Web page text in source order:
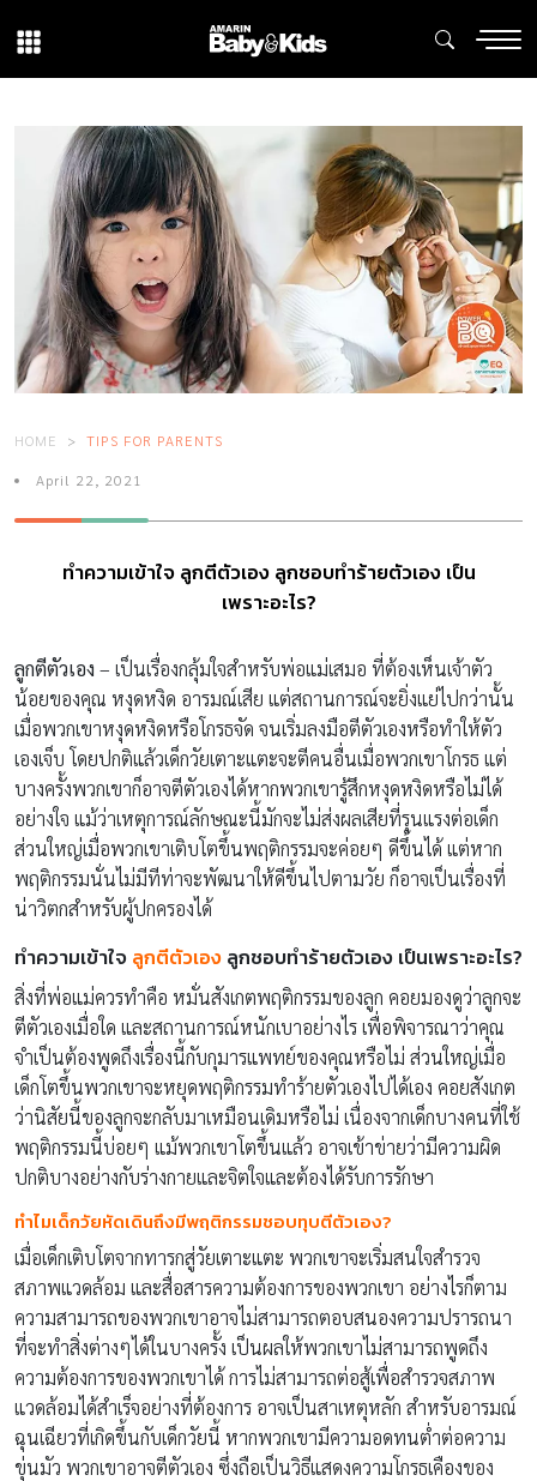
HOME TIPS FOR PARENTS
April 22, 2021
ทำความเข้าใจ ลูกตีตัวเอง ลูกชอบทำร้ายตัวเอง เป็น
เพราะอะไร?
ลูกตีตัวเอง – เป็นเรื่องกลุ้มใจสำหรับพ่อแม่เสมอ ที่ต้องเห็นเจ้าตัว
น้อยของคุณ หงุดหงิด อารมณ์เสีย แต่สถานการณ์จะยิ่งแย่ไปกว่านั้น
เมื่อพวกเขาหงุดหงิดหรือโกรธจัด จนเริ่มลงมือตีตัวเองหรือทำให้ตัว
เองเจ็บ โดยปกติแล้วเด็กวัยเตาะแตะจะตีคนอื่นเมื่อพวกเขาโกรธ แต่
บางครั้งพวกเขาก็อาจตีตัวเองได้หากพวกเขารู้สึกหงุดหงิดหรือไม่ได้
อย่างใจ แม้ว่าเหตุการณ์ลักษณะนี้มักจะไม่ส่งผลเสียที่รุนแรงต่อเด็ก
ส่วนใหญ่เมื่อพวกเขาเติบโตขึ้นพฤติกรรมจะค่อยๆ ดีขึ้นได้ แต่หาก
พฤติกรรมนั่นไม่มีทีท่าจะพัฒนาให้ดีขึ้นไปตามวัย ก็อาจเป็นเรื่องที่
น่าวิตกสำหรับผู้ปกครองได้
ทำความเข้าใจ ลูกตีตัวเอง ลูกชอบทำร้ายตัวเอง เป็นเพราะอะไร?
สิ่งที่พ่อแม่ควรทำคือ หมั่นสังเกตพฤติกรรมของลูก คอยมองดูว่าลูกจะ
ตีตัวเองเมื่อใด และสถานการณ์หนักเบาอย่างไร เพื่อพิจารณาว่าคุณ
จำเป็นต้องพูดถึงเรื่องนี้กับกุมารแพทย์ของคุณหรือไม่ ส่วนใหญ่เมื่อ
เด็กโตขึ้นพวกเขาจะหยุดพฤติกรรมทำร้ายตัวเองไปได้เอง คอยสังเกต
ว่านิสัยนี้ของลูกจะกลับมาเหมือนเดิมหรือไม่ เนื่องจากเด็กบางคนที่ใช้
พฤติกรรมนี้บ่อยๆ แม้พวกเขาโตขึ้นแล้ว อาจเข้าข่ายว่ามีความผิด
ปกติบางอย่างกับร่างกายและจิตใจและต้องได้รับการรักษา
ทำไมเด็กวัยหัดเดินถึงมีพฤติกรรมชอบทุบตีตัวเอง?
เมื่อเด็กเติบโตจากทารกสู่วัยเตาะแตะ พวกเขาจะเริ่มสนใจสำรวจ
สภาพแวดล้อม และสื่อสารความต้องการของพวกเขา อย่างไรก็ตาม
ความสามารถของพวกเขาอาจไม่สามารถตอบสนองความปรารถนา
ที่จะทำสิ่งต่างๆได้ในบางครั้ง เป็นผลให้พวกเขาไม่สามารถพูดถึง
ความต้องการของพวกเขาได้ การไม่สามารถต่อสู้เพื่อสำรวจสภาพ
แวดล้อมได้สำเร็จอย่างที่ต้องการ อาจเป็นสาเหตุหลัก สำหรับอารมณ์
ฉุนเฉียวที่เกิดขึ้นกับเด็กวัยนี้ หากพวกเขามีความอดทนต่ำต่อความ
ขุ่นมัว พวกเขาอาจตีตัวเอง ซึ่งถือเป็นวิธีแสดงความโกรธเคืองของ